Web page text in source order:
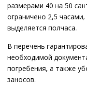
размерами 40 на 50
ограничено 2,5
выделяется полчаса.
В перечень
необходимой
погребения, а также
заносов.